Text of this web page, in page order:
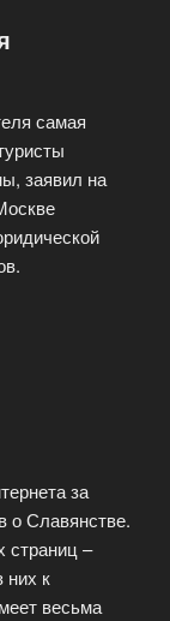
самая
заявил на
за
о Славянстве.
страниц –
них к
весьма